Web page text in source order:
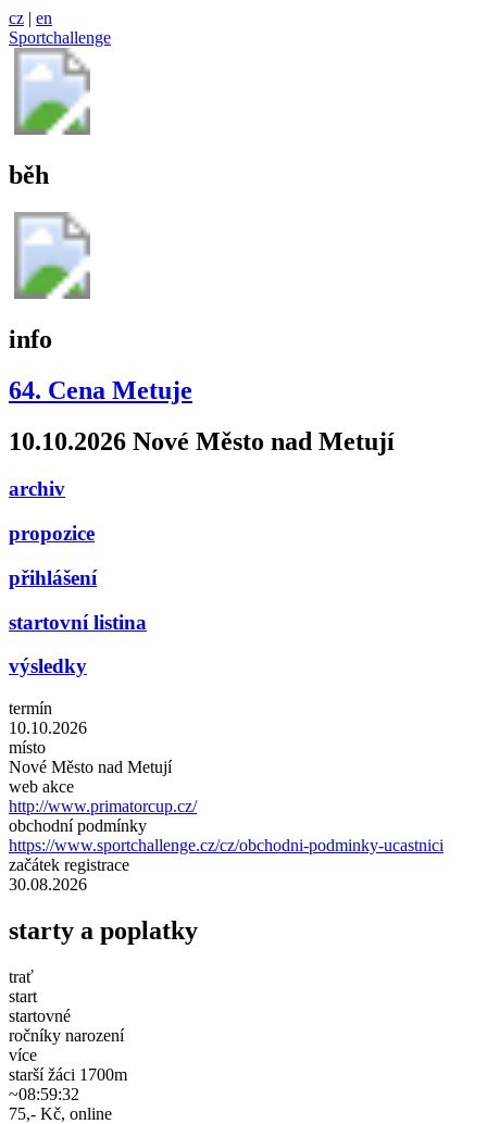
cz | en
Sportchallenge
běh
info
64. Cena Metuje
10.10.2026 Nové Město nad Metují
archiv
propozice
přihlášení
startovní listina
výsledky
termín
10.10.2026
místo
Nové Město nad Metují
web akce
http://www.primatorcup.cz/
obchodní podmínky
https://www.sportchallenge.cz/cz/obchodni-podminky-ucastnici
začátek registrace
30.08.2026
starty a poplatky
trať
start
startovné
ročníky narození
více
starší žáci 1700m
~08:59:32
75,- Kč, online